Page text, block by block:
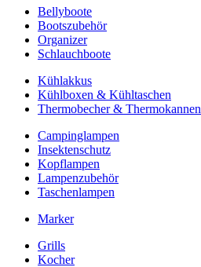
Bellyboote
Bootszubehör
Organizer
Schlauchboote
Kühlakkus
Kühlboxen & Kühltaschen
Thermobecher & Thermokannen
Campinglampen
Insektenschutz
Kopflampen
Lampenzubehör
Taschenlampen
Marker
Grills
Kocher